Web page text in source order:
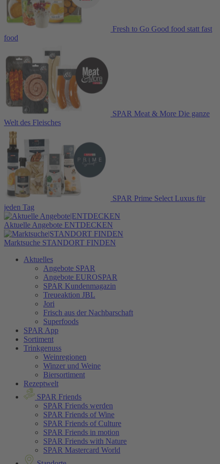
Fresh to Go Good food statt fast
food
SPAR Meat & More Die ganze
Welt des Fleisches
SPAR Prime Select Luxus für
jeden Tag
Aktuelle Angebote ENTDECKEN
Marktsuche STANDORT FINDEN
Aktuelles
Angebote SPAR
Angebote EUROSPAR
SPAR Kundenmagazin
Treueaktion JBL
Jori
Frisch aus der Nachbarschaft
Superfoods
SPAR App
Sortiment
Trinkgenuss
Weinregionen
Winzer und Weine
Biersortiment
Rezeptwelt
SPAR Friends
SPAR Friends werden
SPAR Friends of Wine
SPAR Friends of Culture
SPAR Friends in motion
SPAR Friends with Nature
SPAR Mastercard World